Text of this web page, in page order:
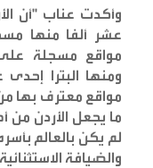
وأكدت عناب "أن
عشر ألفا منها
مواقع مسجلة على
ومنها البترا إحدى
مواقع معترف بها
ما يجعل الأردن من
لم يكن بالعالم
والضيافة